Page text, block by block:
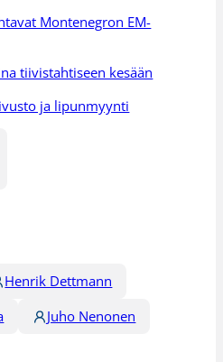
Montenegron EM-
tiivistahtiseen kesään
ja lipunmyynti
Henrik Dettmann
Juho Nenonen